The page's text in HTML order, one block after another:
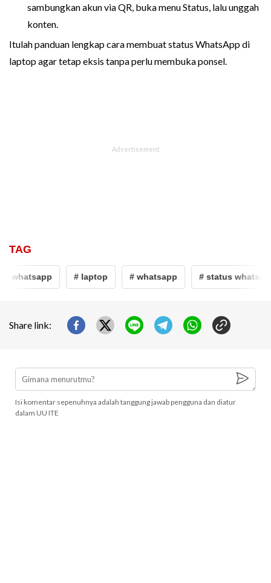
sambungkan akun via QR, buka menu Status, lalu unggah
konten.
Itulah panduan lengkap cara membuat status WhatsApp di
laptop agar tetap eksis tanpa perlu membuka ponsel.
TAG
whatsapp # laptop # whatsapp # status
Share link:
Isi komentar sepenuhnya adalah tanggung jawab pengguna dan diatur
dalam UU ITE